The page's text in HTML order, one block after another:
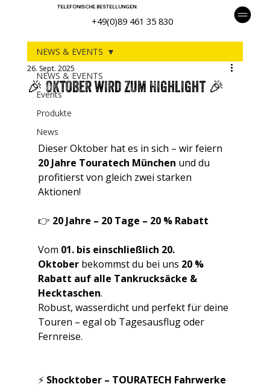
+49(0)89 461 35 830
TELEFONISCHE BESTELLUNGEN:
NEWS & EVENTS
Events
Produkte
News
NEWS & EVENTS
🎉 Oktober wird zum Highlight 🎉
26. Sept. 2025
Dieser Oktober hat es in sich – wir feiern
20 Jahre Touratech München und du
profitierst von gleich zwei starken
Aktionen!
👉 20 Jahre – 20 Tage – 20 % Rabatt
Vom 01. bis einschließlich 20.
Oktober bekommst du bei uns 20 %
Rabatt auf alle Tankrucksäcke &
Hecktaschen.
Robust, wasserdicht und perfekt für deine
Touren – egal ob Tagesausflug oder
Fernreise.
⚡ Shocktober – TOURATECH Fahrwerke